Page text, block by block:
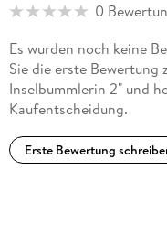
weniger um
Poesie einer
über die Autorin und
Internetseite unter
0
Es wurden noch keine
Sie die erste Bewertung
Inselbummlerin 2" und
Kaufentscheidung.
Erste Bewertung